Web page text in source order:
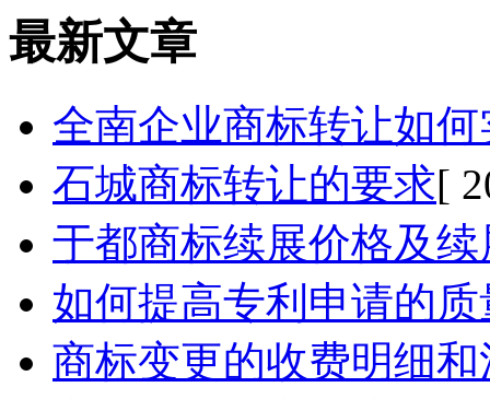
最新文章
全南企业商标转让如
石城商标转让的要求[
于都商标续展价格及
如何提高专利申请的
商标变更的收费明细